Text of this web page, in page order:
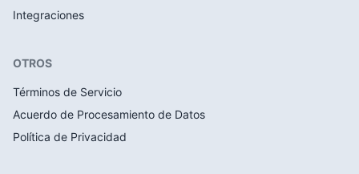
Integraciones
OTROS
Términos de Servicio
Acuerdo de Procesamiento de Datos
Política de Privacidad